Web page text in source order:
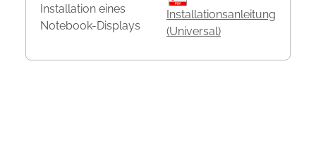
Installation eines
Notebook-Displays
Installationsanleitung
(Universal)